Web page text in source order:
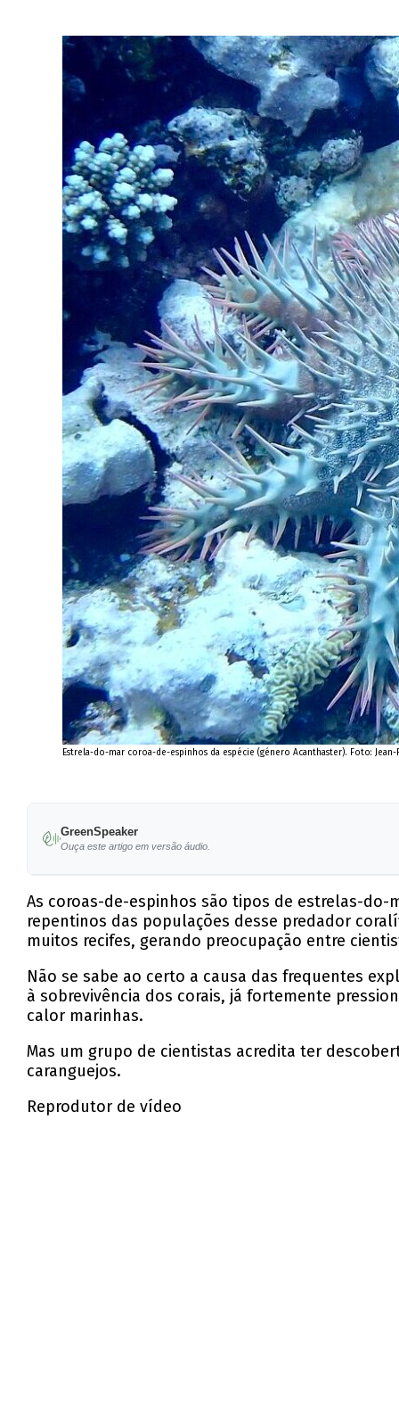
Estrela-do-mar coroa-de-espinhos da espécie (género Acanthaster). Foto:
GreenSpeaker
Ouça este artigo em versão áudio.
As coroas-de-espinhos são tipos de estrelas-do-
repentinos das populações desse predador
muitos recifes, gerando preocupação entre
Não se sabe ao certo a causa das frequentes
à sobrevivência dos corais, já fortemente
calor marinhas.
Mas um grupo de cientistas acredita ter
caranguejos.
Reprodutor de vídeo